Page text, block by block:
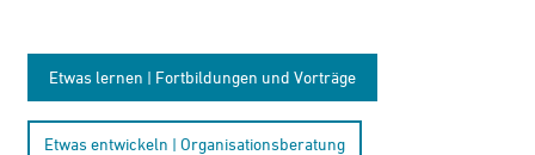
Etwas lernen | Fortbildungen und Vorträge
Etwas entwickeln | Organisationsberatung